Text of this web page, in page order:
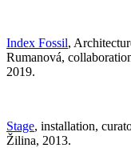
Index Fossil,
Rumanová,
2019.
Stage, installation,
Žilina, 2013.